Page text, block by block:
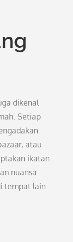
dikenal
Setiap
atau
ikatan
nuansa
tempat lain.